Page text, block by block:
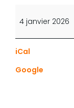
palais
4 janvier 2026
iCal
Google